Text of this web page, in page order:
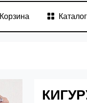
Корзина Каталог